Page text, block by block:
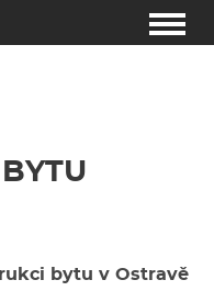
bytu v Ostravě